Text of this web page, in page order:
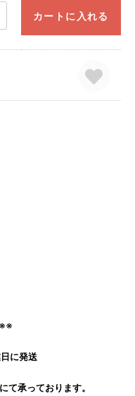
カートに入れる
に発送
て承っております。